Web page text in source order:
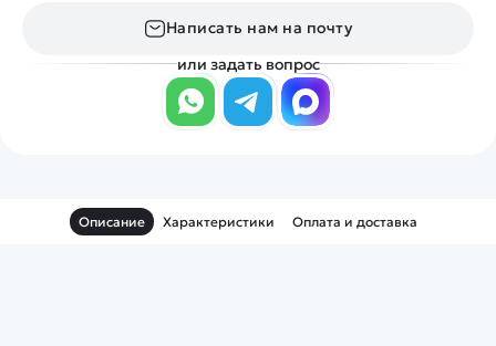
Написать нам на почту
или задать вопрос
Описание Характеристики Оплата и доставка